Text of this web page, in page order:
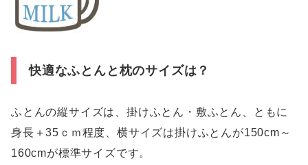
快適なふとんと枕のサイズは？
ふとんの縦サイズは、掛けふとん・敷ふとん、ともに
身長＋35ｃｍ程度、横サイズは掛けふとんが150cm～
160cmが標準サイズです。